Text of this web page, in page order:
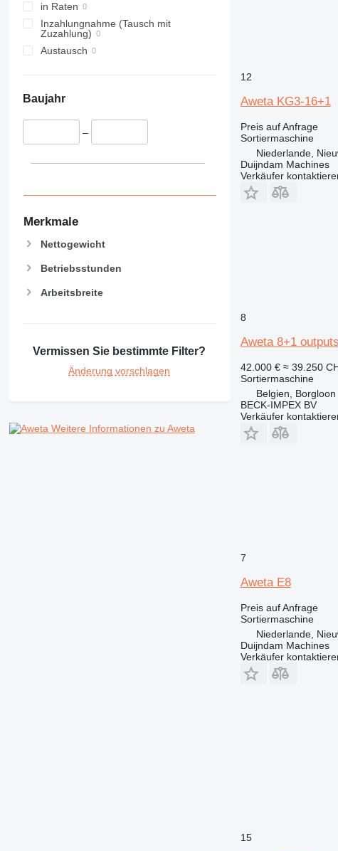
in Raten
Inzahlungnahme (Tausch mit
Zuzahlung)
Austausch
Baujahr
–
Merkmale
Nettogewicht
Betriebsstunden
Arbeitsbreite
Vermissen Sie bestimmte Filter?
Änderung vorschlagen
Weitere Informationen zu Aweta
12
Aweta KG3-16+1
Preis auf Anfrage
Sortiermaschine
Niederlande,
Duijndam Machines
Verkäufer
8
Aweta 8+1 outputs
42.000 € ≈ 39.250
Sortiermaschine
Belgien, Borgloon
BECK-IMPEX BV
Verkäufer
7
Aweta E8
Preis auf Anfrage
Sortiermaschine
Niederlande,
Duijndam Machines
Verkäufer
15